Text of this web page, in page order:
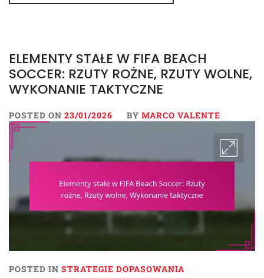
ELEMENTY STAŁE W FIFA BEACH
SOCCER: RZUTY ROŻNE, RZUTY WOLNE,
WYKONANIE TAKTYCZNE
POSTED ON 23/01/2026 BY MARCO VALENTE
POSTED IN STRATEGIE DOPASOWANIA